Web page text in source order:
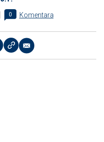
0 Komentara